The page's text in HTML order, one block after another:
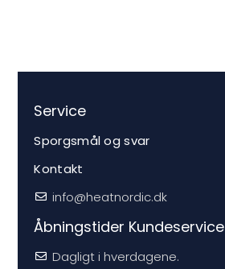
Service
Sporgsmål og svar
Kontakt
info@heatnordic.dk
Åbningstider Kundeservice
Dagligt i hverdagene.